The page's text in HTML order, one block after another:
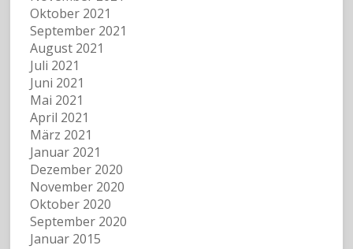
Oktober 2021
September 2021
August 2021
Juli 2021
Juni 2021
Mai 2021
April 2021
März 2021
Januar 2021
Dezember 2020
November 2020
Oktober 2020
September 2020
Januar 2015